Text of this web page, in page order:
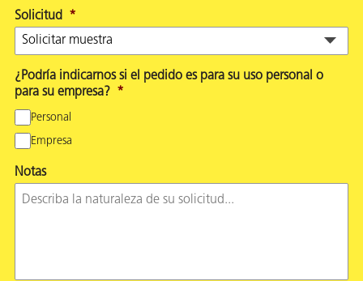
Solicitud *
¿Podría indicarnos si el pedido es para su uso personal o
para su empresa? *
Personal
Empresa
Notas